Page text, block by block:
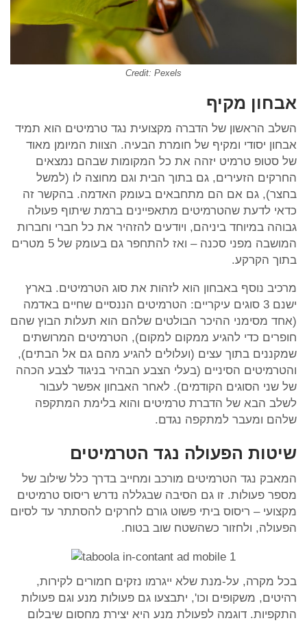
Credit: Pexels
אבחון מקיף
השלב הראשון של הדברה מקצועית נגד טרמיטים הוא תמיד
אבחון יסודי ומקיף של חומרת הבעיה. הצוות המיומן מאוד
של סטופ טרמיט יזהה את כל המקומות שבהם נמצאים
החרקים הזעירים, גם בתוך הבית וגם מחוצה לו (למשל
בחצר), גם אם הם מתחבאים בעומק האדמה. בהקשר זה
כדאי לדעת שהטרמיטים מתאפיינים ברמת שיתוף פעולה
גבוהה במיוחד ביניהם, ויודעים להזהיר את כל חברי וחברות
המושבה מפני סכנה – ואז להתחפר גם בעומק של 5 מטרים
בתוך הקרקע.
מרכיב נוסף באבחון הוא לזהות את סוג הטרמיטים. בארץ
ישנם 3 סוגים עיקריים: הטרמיטים הננסיים שחיים באדמה
(אחד מסימני ההיכר הבולטים שלהם הוא תעלות הבוץ שהם
חופרים כדי להגיע ממקום למקום), הטרמיטים המרושתים
שמקננים בתוך עצים (ועלולים להגיע מהם גם אל הבתים),
והטרמיטים הסיניים (בעלי הצבע הבהיר בניגוד לצבע הכהה
של שני הסוגים הקודמים). לאחר האבחון אפשר לעבור
לשלב הבא של הדברת טרמיטים והוא בלימת המתקפה
שלהם ומעבר למתקפה נגדם.
שיטות הפעולה נגד הטרמיטים
המאבק נגד הטרמיטים מורכב ומחייב בדרך כלל שילוב של
מספר פעולות. זו גם הסיבה שבגללה נדרש ריסוס טרמיטים
מקצועי – ריסוס ביתי פשוט גורם לחרקים להסתתר עד לסיום
הפעולה, ולחזור כשהשטח שוב בטוח.
בכל מקרה, על-מנת שלא ייגרמו נזקים חמורים לקירות,
רהיטים, משקופים וכו', יתבצעו גם פעולות מנע וגם פעולות
התקפיות. דוגמה לפעולת מנע היא יצירת מחסום שיבלום